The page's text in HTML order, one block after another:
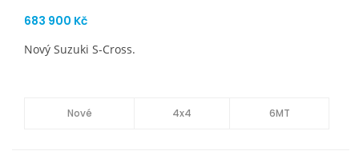
683 900 Kč
Nový Suzuki S-Cross.
Nové 4x4 6MT